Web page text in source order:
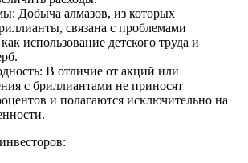
Добыча алмазов, из которых
связана с проблемами
использование детского труда и
В отличие от акций или
с бриллиантами не приносят
и полагаются исключительно на